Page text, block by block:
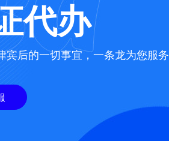
代办
宾后的一切事宜，一条龙为您服务